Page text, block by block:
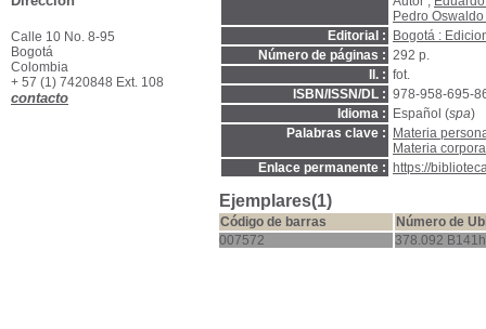
Pedro
Editorial :
Bogotá :
Número de páginas : 292 p.
Il. : fot.
ISBN/ISSN/DL : 978-958-695-
Idioma :
Español (spa)
Palabras clave :
Materia
Materia
Enlace permanente :
https://
Ejemplares(1)
Código de barras
Número de
007572
378.092 B141h
Calle 10 No. 8-95
Bogotá
Colombia
+ 57 (1) 7420848 Ext. 108
contacto